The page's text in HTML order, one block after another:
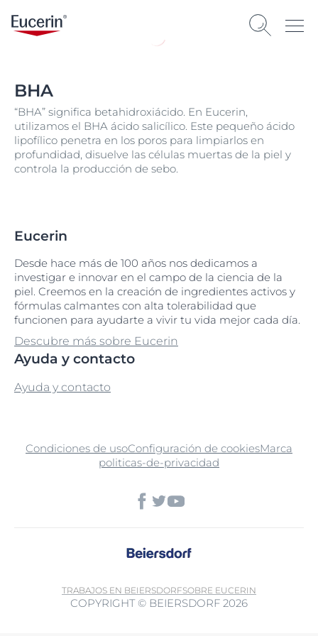
BHA
“BHA” significa betahidroxiácido. En Eucerin,
utilizamos el BHA ácido salicílico. Este pequeño ácido
lipofílico penetra en los poros para limpiarlos en
profundidad, disuelve las células muertas de la piel y
controla la producción de sebo.
Eucerin
Desde hace más de 100 años nos dedicamos a
investigar e innovar en el campo de la ciencia de la
piel. Creemos en la creación de ingredientes activos y
fórmulas calmantes con alta tolerabilidad que
funcionen para ayudarte a vivir tu vida mejor cada día.
Descubre más sobre Eucerin
Ayuda y contacto
Ayuda y contacto
Condiciones de usoConfiguración de cookiesMarca
politicas-de-privacidad
TRABAJOS EN BEIERSDORFSOBRE EUCERIN
COPYRIGHT © BEIERSDORF 2026